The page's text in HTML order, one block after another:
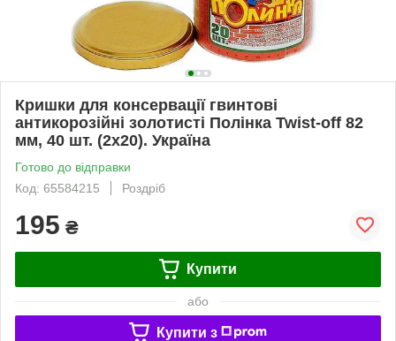
Кришки для консервації гвинтові
антикорозійні золотисті Полінка Twist-off 82
мм, 40 шт. (2х20). Україна
Готово до відправки
Код: 65584215
Роздріб
195 ₴
Купити
або
Купити з